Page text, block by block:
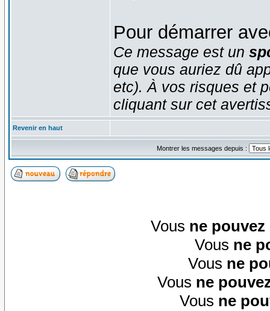
Pour démarrer
Ce message est un
que vous auriez dû
etc). À vos risques et
cliquant sur cet
Revenir en haut
Montrer les messages depuis :
Vous ne pouvez
Vous ne
Vous ne
Vous ne
Vous ne